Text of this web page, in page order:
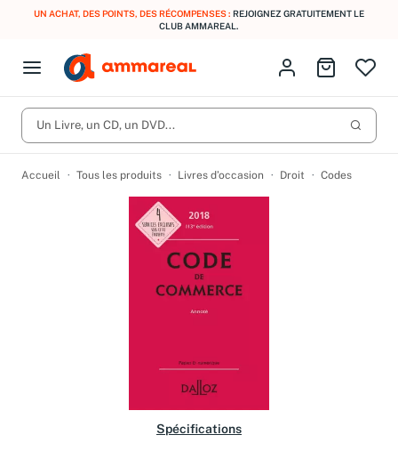
UN ACHAT, DES POINTS, DES RÉCOMPENSES : REJOIGNEZ GRATUITEMENT LE
CLUB AMMAREAL.
Open menu
Fermer le menu
CD d'occasion
Vinyles d'occasion
Produits Catégories
Vous n'avez pas trouvé l'article que vous cherchiez ?
Activez les notifications dans votre compte pour être alerté dès
Identifiez-vous
Aller au
Un Livre, un CD, un DVD...
Accueil Tous les produits Livres d’occasion Droit Codes
Spécifications